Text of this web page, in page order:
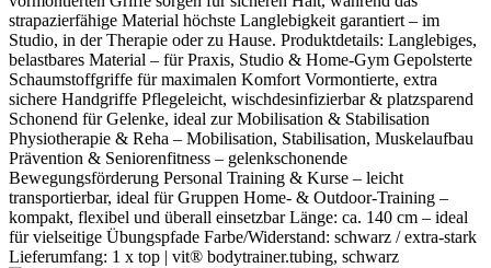
strapazierfähige Material höchste Langlebigkeit garantiert – im
Studio, in der Therapie oder zu Hause. Produktdetails: Langlebiges,
belastbares Material – für Praxis, Studio & Home-Gym Gepolsterte
Schaumstoffgriffe für maximalen Komfort Vormontierte, extra
sichere Handgriffe Pflegeleicht, wischdesinfizierbar & platzsparend
Schonend für Gelenke, ideal zur Mobilisation & Stabilisation
Physiotherapie & Reha – Mobilisation, Stabilisation, Muskelaufbau
Prävention & Seniorenfitness – gelenkschonende
Bewegungsförderung Personal Training & Kurse – leicht
transportierbar, ideal für Gruppen Home- & Outdoor-Training –
kompakt, flexibel und überall einsetzbar Länge: ca. 140 cm – ideal
für vielseitige Übungspfade Farbe/Widerstand: schwarz / extra-stark
Lieferumfang: 1 x top | vit® bodytrainer.tubing, schwarz